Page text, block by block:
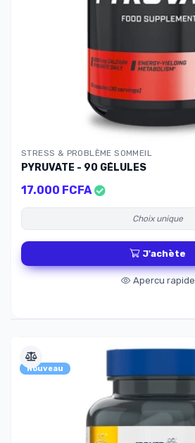
STRESS & PROBLÈME SOMMEIL
PYRUVATE - 90 GÉLULES
17.000 FCFA
Choix unique
J'achète
Apercu rapide
Nouveau